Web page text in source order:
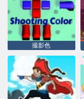
撮影色